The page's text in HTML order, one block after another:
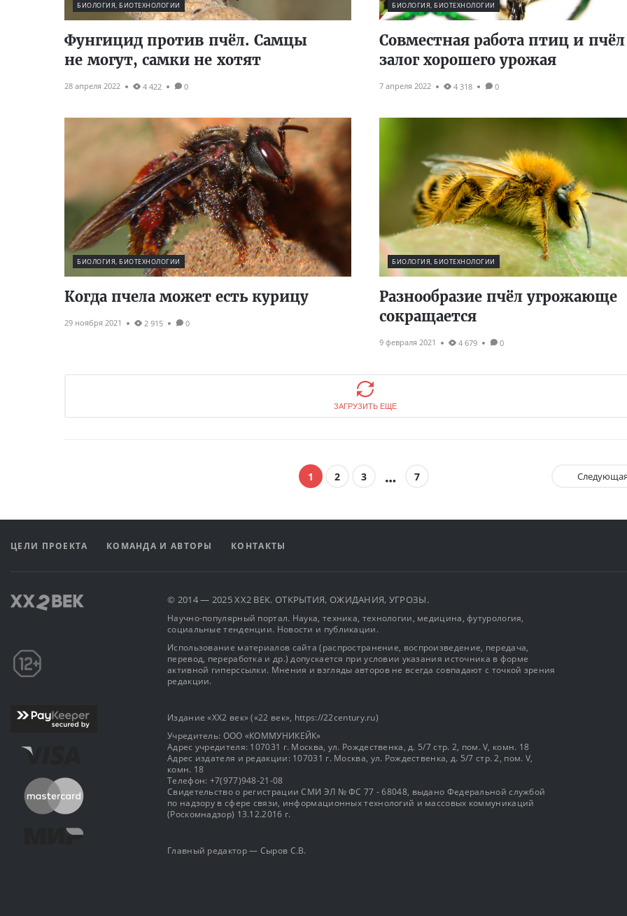
БИОЛОГИЯ, БИОТЕХНОЛОГИИ
Фунгицид против пчёл. Самцы
не могут, самки не хотят
28 апреля 2022 4 422 0
БИОЛОГИЯ, БИОТЕХНОЛОГИИ
Совместная работа птиц и
залог хорошего урожая
7 апреля 2022 4 318 0
БИОЛОГИЯ, БИОТЕХНОЛОГИИ
Когда пчела может есть курицу
29 ноября 2021 2 915 0
БИОЛОГИЯ, БИОТЕХНОЛОГИИ
Разнообразие пчёл угрожающе
сокращается
9 февраля 2021 4 679 0
ЗАГРУЗИТЬ ЕЩЕ
1 2 3 7
ЦЕЛИ ПРОЕКТА КОМАНДА И АВТОРЫ КОНТАКТЫ
© 2014 — 2025 XX2 ВЕК. ОТКРЫТИЯ, ОЖИДАНИЯ, УГРОЗЫ.
Научно-популярный портал. Наука, техника, технологии, медицина, футурология,
социальные тенденции. Новости и публикации.
Использование материалов сайта (распространение, воспроизведение, передача,
перевод, переработка и др.) допускается при условии указания источника в форме
активной гиперссылки. Мнения и взгляды авторов не всегда совпадают с точкой зрения
редакции.
Издание «XX2 век» («22 век», https://22century.ru)
Учредитель: OOO «КОММУНИКЕЙК»
Адрес учредителя: 107031 г. Москва, ул. Рождественка, д. 5/7 стр. 2, пом. V, комн. 18
Адрес издателя и редакции: 107031 г. Москва, ул. Рождественка, д. 5/7 стр. 2, пом. V,
комн. 18
Телефон: +7(977)948-21-08
Свидетельство о регистрации СМИ ЭЛ № ФС 77 - 68048, выдано Федеральной службой
по надзору в сфере связи, информационных технологий и массовых коммуникаций
(Роскомнадзор) 13.12.2016 г.
Главный редактор — Сыров С.В.